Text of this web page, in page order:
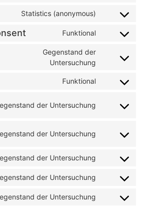
Statistics (anonymous)
Funktional
Gegenstand der
Untersuchung
Funktional
der Untersuchung
der Untersuchung
der Untersuchung
der Untersuchung
der Untersuchung